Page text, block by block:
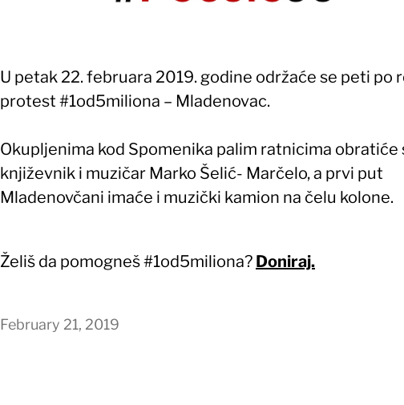
U petak 22. februara 2019. godine održaće se peti po
protest #1od5miliona – Mladenovac.
Okupljenima kod Spomenika palim ratnicima obratiće
književnik i muzičar Marko Šelić- Marčelo, a prvi put
Mladenovčani imaće i muzički kamion na čelu kolone.
Želiš da pomogneš #1od5miliona? Doniraj.
February 21, 2019